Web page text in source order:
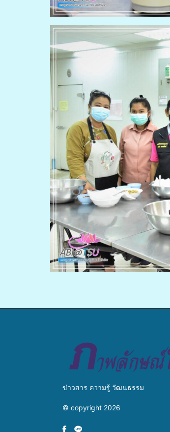
ข่าวสาร ความรู้ วัฒนธรรม
© copyright 2026